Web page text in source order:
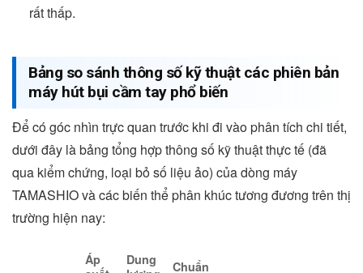
rất thấp.
Bảng so sánh thông số kỹ thuật các phiên bản
máy hút bụi cầm tay phổ biến
Để có góc nhìn trực quan trước khi đi vào phân tích chi tiết,
dưới đây là bảng tổng hợp thông số kỹ thuật thực tế (đã
qua kiểm chứng, loại bỏ số liệu ảo) của dòng máy
TAMASHIO và các biến thể phân khúc tương đương trên thị
trường hiện nay:
Áp
Dung
Chuẩn